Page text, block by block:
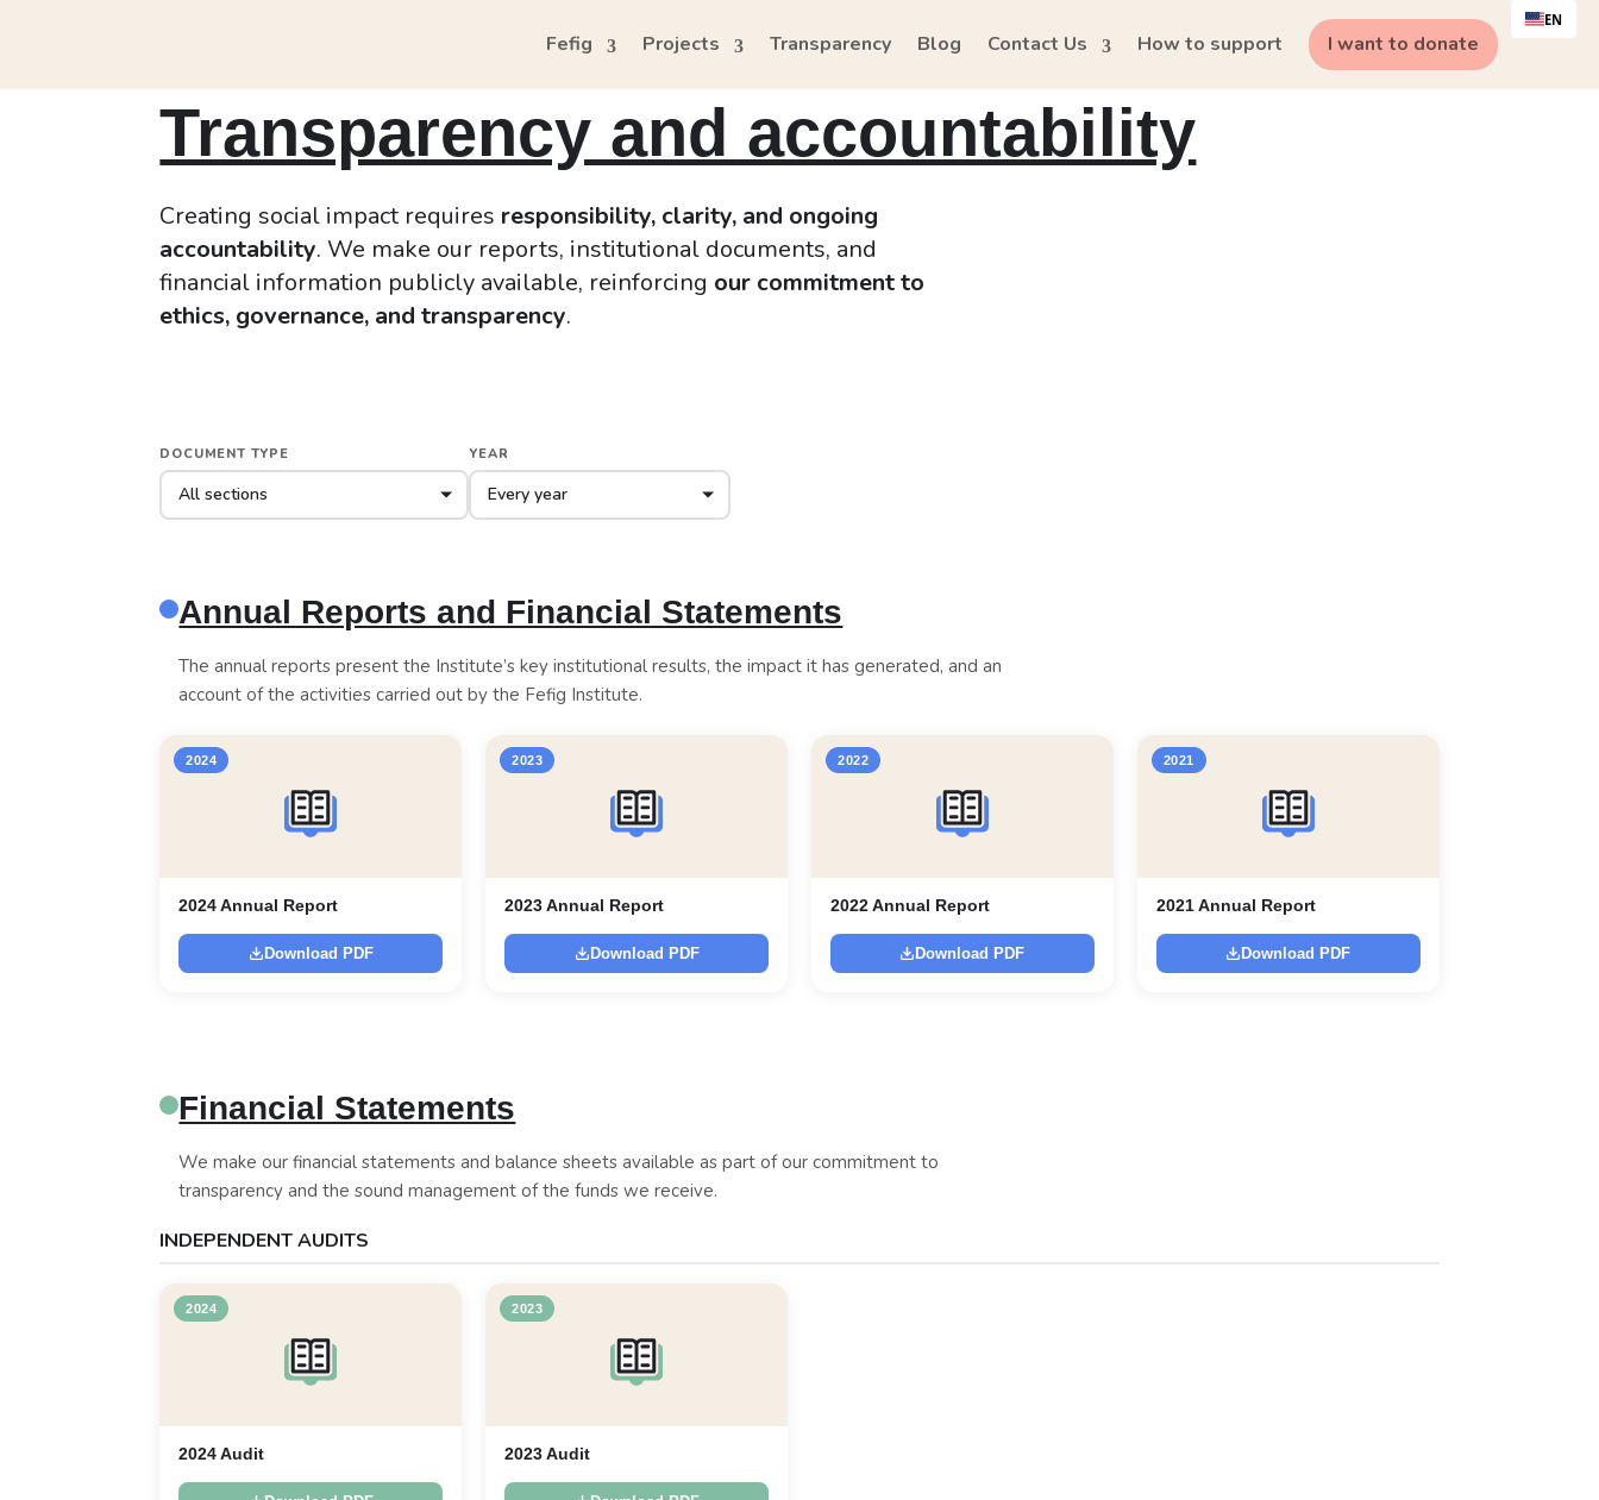
Fefig Projects Transparency Blog Contact Us How to support I want to donate
EN
Transparency and accountability
Creating social impact requires responsibility, clarity, and ongoing
accountability. We make our reports, institutional documents, and
financial information publicly available, reinforcing our commitment to
ethics, governance, and transparency.
DOCUMENT TYPE YEAR
Annual Reports and Financial Statements
The annual reports present the Institute’s key institutional results, the impact it has generated, and an
account of the activities carried out by the Fefig Institute.
2024
2024 Annual Report
Download PDF
2023
2023 Annual Report
Download PDF
2022
2022 Annual Report
Download PDF
2021
2021 Annual Report
Download PDF
Financial Statements
We make our financial statements and balance sheets available as part of our commitment to
transparency and the sound management of the funds we receive.
INDEPENDENT AUDITS
2024
2024 Audit
2023
2023 Audit